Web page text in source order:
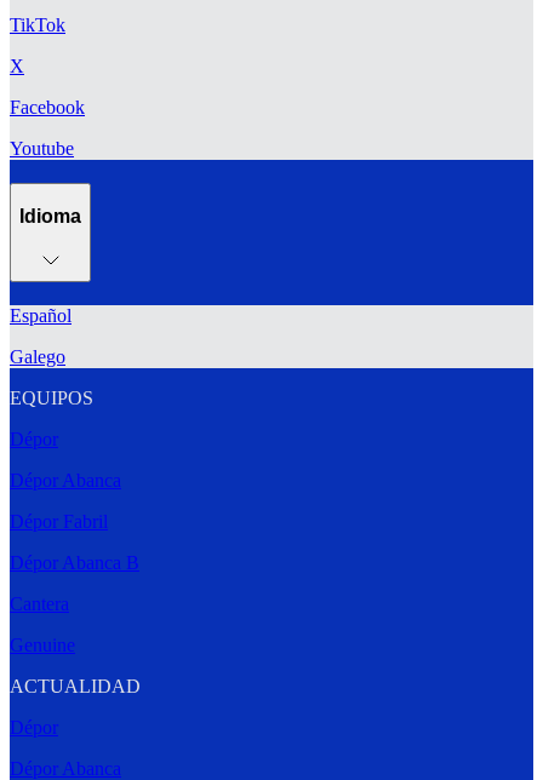
TikTok
X
Facebook
Youtube
Idioma
Español
Galego
EQUIPOS
Dépor
Dépor Abanca
Dépor Fabril
Dépor Abanca B
Cantera
Genuine
ACTUALIDAD
Dépor
Dépor Abanca